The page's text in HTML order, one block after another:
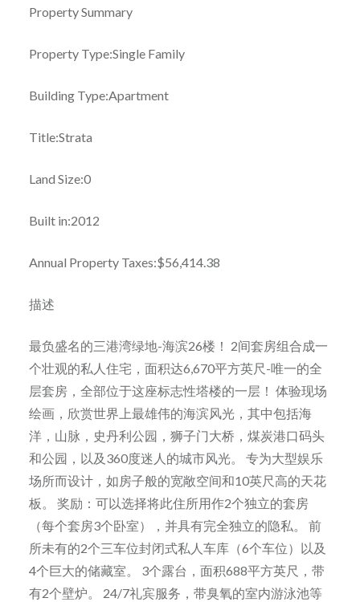
Property Summary
Property Type:Single Family
Building Type:Apartment
Title:Strata
Land Size:0
Built in:2012
Annual Property Taxes:$56,414.38
描述
最负盛名的三港湾绿地-海滨26楼！ 2间套房组合成一
个壮观的私人住宅，面积达6,670平方英尺-唯一的全
层套房，全部位于这座标志性塔楼的一层！ 体验现场
绘画，欣赏世界上最雄伟的海滨风光，其中包括海
洋，山脉，史丹利公园，狮子门大桥，煤炭港口码头
和公园，以及360度迷人的城市风光。 专为大型娱乐
场所而设计，如房子般的宽敞空间和10英尺高的天花
板。 奖励：可以选择将此住所用作2个独立的套房
（每个套房3个卧室），并具有完全独立的隐私。 前
所未有的2个三车位封闭式私人车库（6个车位）以及
4个巨大的储藏室。 3个露台，面积688平方英尺，带
有2个壁炉。 24/7礼宾服务，带臭氧的室内游泳池等